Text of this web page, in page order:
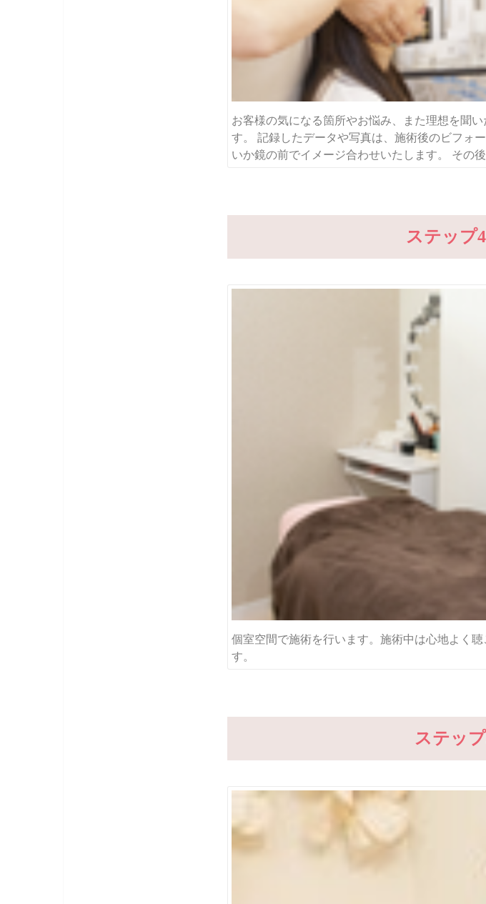
お客様の気になる箇所やお悩み、また理想を聞
す。 記録したデータや写真は、施術後のビフォ
いか鏡の前でイメージ合わせいたします。 その
ステッ
個室空間で施術を行います。施術中は心地よく
す。
ステッ